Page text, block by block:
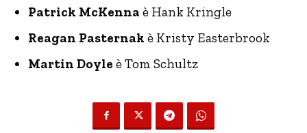
Patrick McKenna è Hank Kringle
Reagan Pasternak è Kristy Easterbrook
Martin Doyle è Tom Schultz